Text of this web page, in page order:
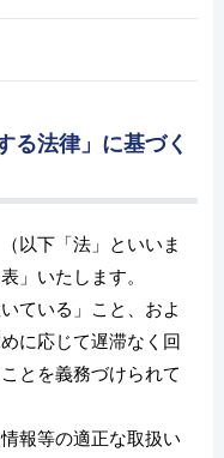
る法律」に基づく
以下「法」といいま
」いたします。
ている」こと、およ
に応じて遅滞なく回
とを義務づけられて
報等の適正な取扱い